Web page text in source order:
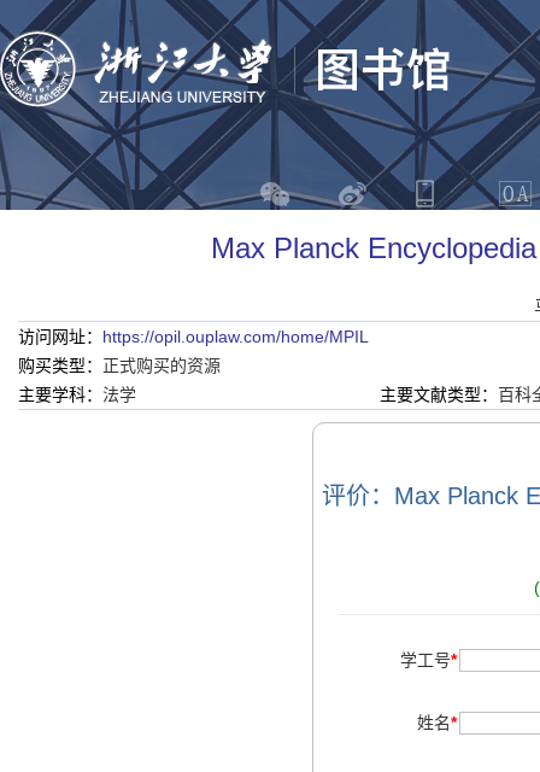
Max Planck
访问网址： https://opil.ouplaw.com/home/MPIL
购买类型： 正式购买的资源
主要学科： 法学 主要文献类型： 百科
评价：Max Planck
学工号*
姓名*